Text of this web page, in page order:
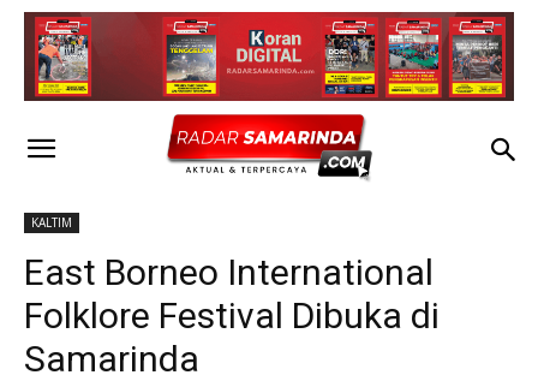
KALTIM
East Borneo International
Folklore Festival Dibuka di
Samarinda